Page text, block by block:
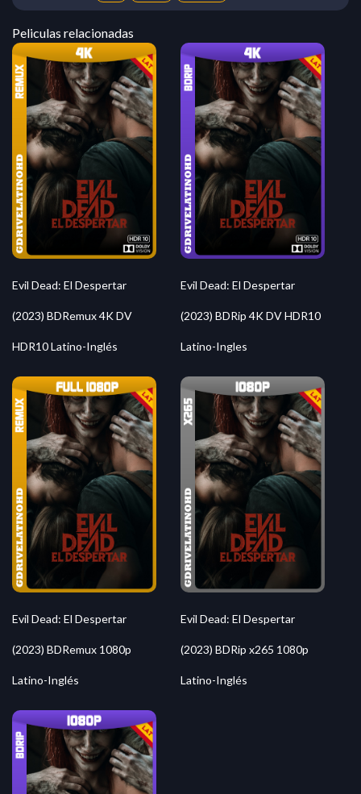
Peliculas relacionadas
Evil Dead: El Despertar
(2023) BDRemux 4K DV
HDR10 Latino-Inglés
Evil Dead: El Despertar
(2023) BDRip 4K DV HDR10
Latino-Ingles
Evil Dead: El Despertar
(2023) BDRemux 1080p
Latino-Inglés
Evil Dead: El Despertar
(2023) BDRip x265 1080p
Latino-Inglés